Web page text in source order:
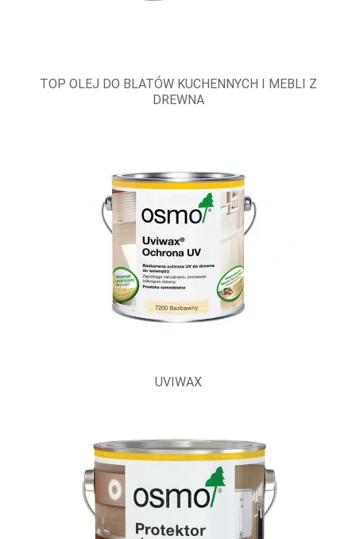
TOP OLEJ DO BLATÓW KUCHENNYCH I MEBLI Z
DREWNA
UVIWAX